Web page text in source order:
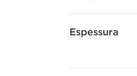
Espessura